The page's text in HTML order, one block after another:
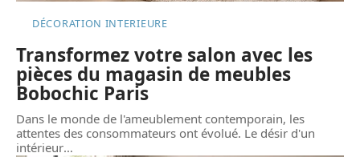
DÉCORATION INTERIEURE
Transformez votre salon avec les
pièces du magasin de meubles
Bobochic Paris
Dans le monde de l'ameublement contemporain, les
attentes des consommateurs ont évolué. Le désir d'un
intérieur…